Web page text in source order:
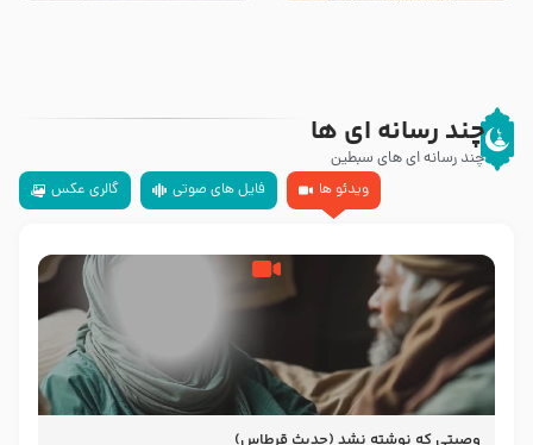
چند رسانه ای ها
چند رسانه ای های سبطین
ویدئو ها
فایل های صوتی گالری عکس
وصیتی که نوشته نشد (حدیث قرطاس)